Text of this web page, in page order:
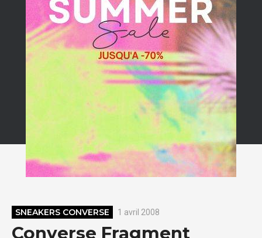
SNEAKERS CONVERSE 1 avril 2008
Converse Fragment